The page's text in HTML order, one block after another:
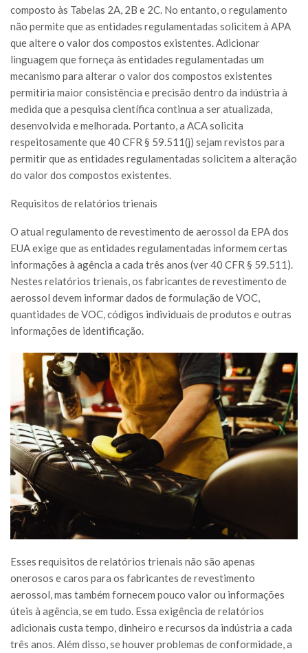
composto às Tabelas 2A, 2B e 2C. No entanto, o regulamento
não permite que as entidades regulamentadas solicitem à APA
que altere o valor dos compostos existentes. Adicionar
linguagem que forneça às entidades regulamentadas um
mecanismo para alterar o valor dos compostos existentes
permitiria maior consistência e precisão dentro da indústria à
medida que a pesquisa científica continua a ser atualizada,
desenvolvida e melhorada. Portanto, a ACA solicita
respeitosamente que 40 CFR § 59.511(j) sejam revistos para
permitir que as entidades regulamentadas solicitem a alteração
do valor dos compostos existentes.
Requisitos de relatórios trienais
O atual regulamento de revestimento de aerossol da EPA dos
EUA exige que as entidades regulamentadas informem certas
informações à agência a cada três anos (ver 40 CFR § 59.511).
Nestes relatórios trienais, os fabricantes de revestimento de
aerossol devem informar dados de formulação de VOC,
quantidades de VOC, códigos individuais de produtos e outras
informações de identificação.
Esses requisitos de relatórios trienais não são apenas
onerosos e caros para os fabricantes de revestimento
aerossol, mas também fornecem pouco valor ou informações
úteis à agência, se em tudo. Essa exigência de relatórios
adicionais custa tempo, dinheiro e recursos da indústria a cada
três anos. Além disso, se houver problemas de conformidade, a